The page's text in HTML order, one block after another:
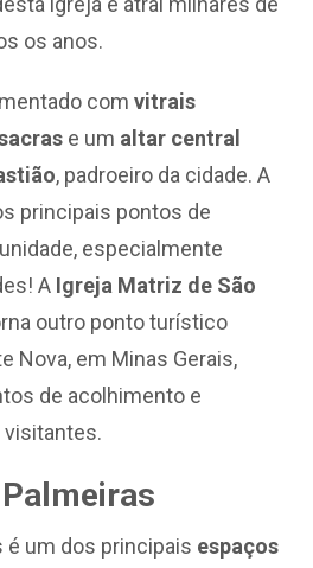
os anos.
com vitrais
e um altar central
, padroeiro da cidade. A
principais pontos de
especialmente
A Igreja Matriz de São
outro ponto turístico
Nova, em Minas Gerais,
de acolhimento e
visitantes.
é um dos principais espaços